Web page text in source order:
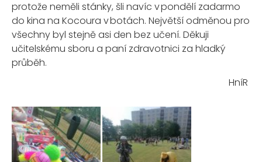
protože neměli stánky, šli navíc v pondělí zadarmo
do kina na Kocoura v botách. Největší odměnou pro
všechny byl stejně asi den bez učení. Děkuji
učitelskému sboru a paní zdravotnici za hladký
průběh.
HníR